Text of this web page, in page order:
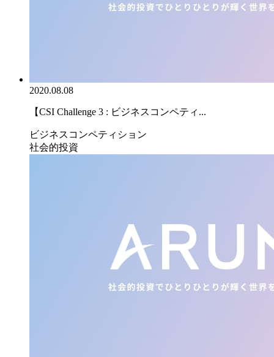
2020.08.08
【CSI Challenge 3 : ビジネスコンペティ...
ビジネスコンペティション
社会的投資